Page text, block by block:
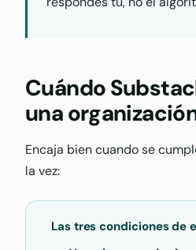
Cuándo
una
Encaja bien cuando se
la vez:
Las tres condiciones de